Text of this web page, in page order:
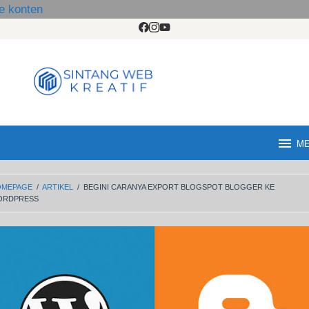
konten
/ ARTIKEL / BEGINI CARANYA EXPORT BLOGSPOT BLOGGER KE